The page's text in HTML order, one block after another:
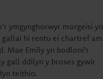
ymgynghorwyr morgeisi yn
hi rentu ei chartref am
Mae Emily yn bodloni'r
gall ddilyn y broses gywir
teithio.